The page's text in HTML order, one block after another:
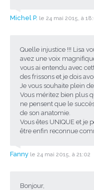
Michel P. le 24 mai 2015, à
Quelle injustice !!! Lisa
avez une voix
vous ai entendu avec
des frissons et je dois
Je vous souhaite plein
Vous méritez bien plus
ne pensent que le
de son anatomie.
Vous êtes UNIQUE et je
être enfin reconnue
Fanny le 24 mai 2015, à 21:02
Bonjour,